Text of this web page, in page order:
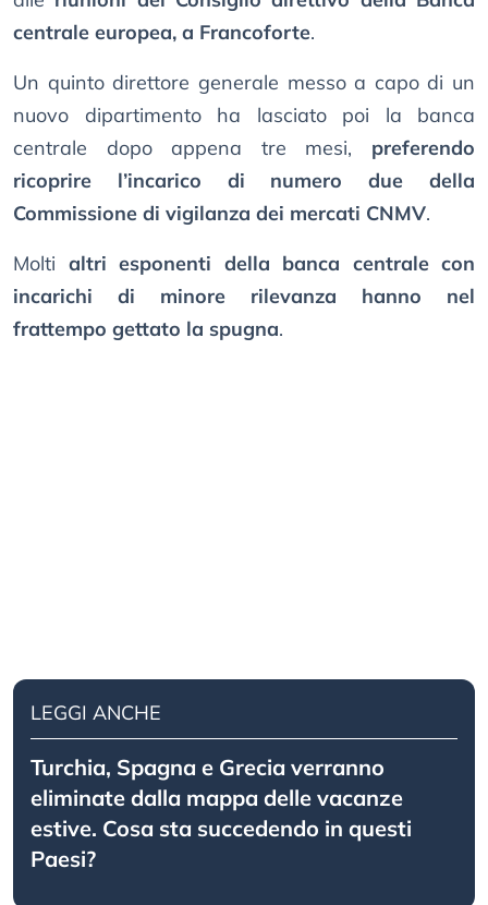
centrale europea, a Francoforte.
Un quinto direttore generale messo a capo di un
nuovo dipartimento ha lasciato poi la banca
centrale dopo appena tre mesi, preferendo
ricoprire l’incarico di numero due della
Commissione di vigilanza dei mercati CNMV.
Molti altri esponenti della banca centrale con
incarichi di minore rilevanza hanno nel
frattempo gettato la spugna.
LEGGI ANCHE
Turchia, Spagna e Grecia verranno
eliminate dalla mappa delle vacanze
estive. Cosa sta succedendo in questi
Paesi?